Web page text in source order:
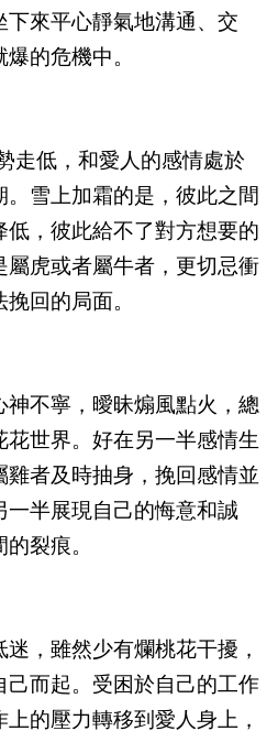
下來平心靜氣地溝通、交
的危機中。
走低，和愛人的感情處於
雪上加霜的是，彼此之間
低，彼此給不了對方想要的
屬虎或者屬牛者，更切忌衝
回的局面。
神不寧，曖昧煽風點火，總
世界。好在另一半感情生
者及時抽身，挽回感情並
一半展現自己的悔意和誠
裂痕。
，雖然少有爛桃花干擾，
己而起。受困於自己的工作
的壓力轉移到愛人身上，